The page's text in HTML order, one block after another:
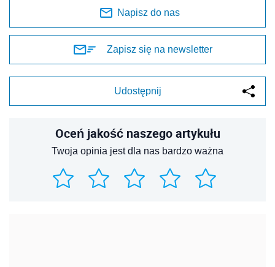
Napisz do nas
Zapisz się na newsletter
Udostępnij
Oceń jakość naszego artykułu
Twoja opinia jest dla nas bardzo ważna